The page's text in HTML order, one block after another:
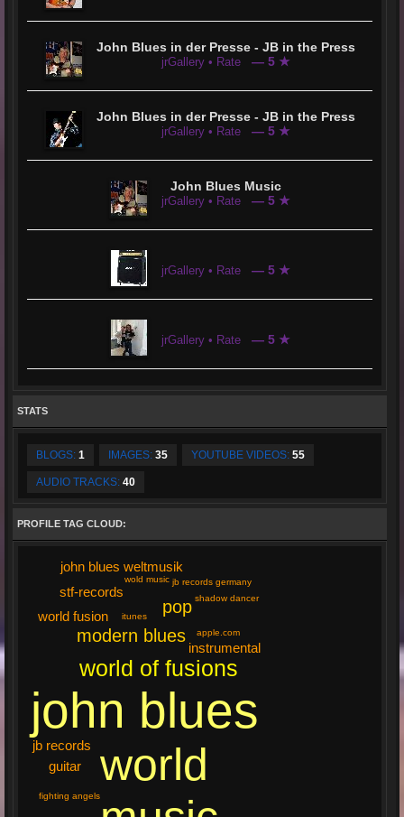
John Blues in der Presse - JB in the Press
jrGallery • Rate — 5 ★
John Blues in der Presse - JB in the Press
jrGallery • Rate — 5 ★
John Blues Music
jrGallery • Rate — 5 ★
jrGallery • Rate — 5 ★
jrGallery • Rate — 5 ★
STATS
BLOGS: 1 IMAGES: 35 YOUTUBE VIDEOS: 55
AUDIO TRACKS: 40
PROFILE TAG CLOUD:
john blues
world
world of fusions
modern blues
pop
world fusion
guitar
stf-records
jb records
john blues weltmusik
instrumental
jb records germany
fighting angels
shadow dancer
apple.com
itunes
wold music